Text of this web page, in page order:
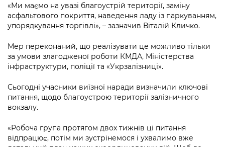
«Ми маємо на увазі благоустрій території, заміну
асфальтового покриття, наведення ладу із паркуванням,
упорядкування торгівлі», – зазначив Віталій Кличко.
Мер переконаний, що реалізувати це можливо тільки
за умови злагодженої роботи КМДА, Міністерства
інфраструктури, поліції та «Укрзалізниці».
Сьогодні учасники виїзної наради визначили ключові
питання, щодо благоустрою території залізничного
вокзалу.
«Робоча група протягом двох тижнів ці питання
відпрацює, потім ми зустрінемося і ухвалимо вже